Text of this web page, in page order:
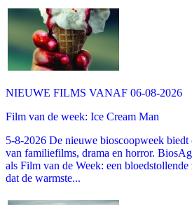
NIEUWE FILMS VANAF 06-08-2026
Film van de week: Ice Cream Man
5-8-2026 De nieuwe bioscoopweek biedt
van familiefilms, drama en horror.
als Film van de Week: een
dat de warmste...